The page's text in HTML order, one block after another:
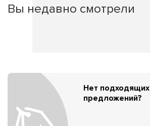
Вы недавно смотрели
Нет подходящих
предложений?